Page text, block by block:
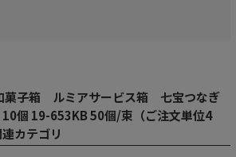
菓子箱 ルミアサービス箱 七宝つなぎ
個 19-653KB 50個/束（ご注文単位4
カテゴリ